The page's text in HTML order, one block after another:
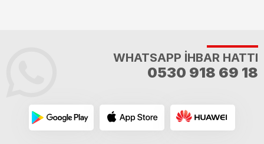
WHATSAPP İHBAR HATTI
0530 918 69 18